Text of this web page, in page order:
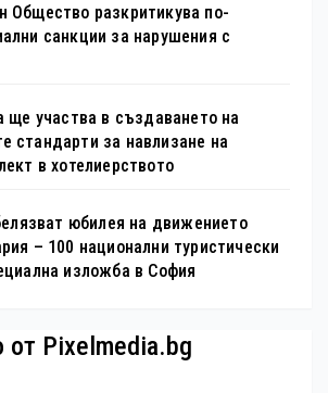
Общество разкритикува по-
санкции за нарушения с
ще участва в създаването на
стандарти за навлизане на
в хотелиерството
юбилея на движението
– 100 национални туристически
изложба в София
от Pixelmedia.bg